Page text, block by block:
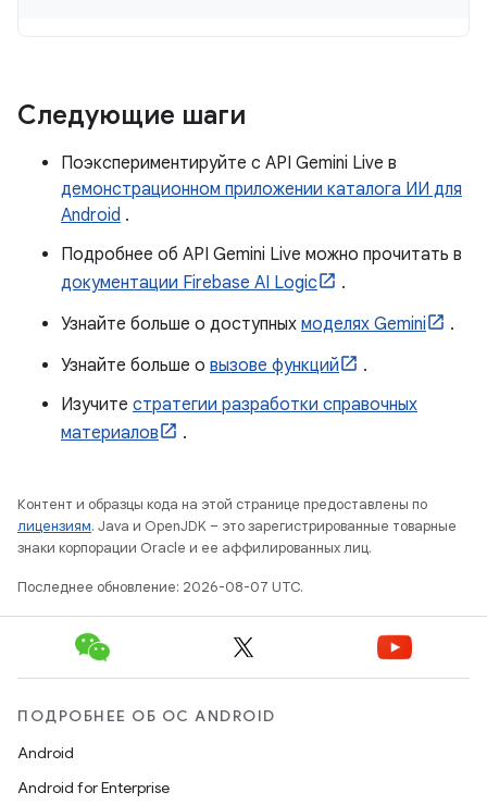
Следующие шаги
Поэкспериментируйте с API Gemini Live в
демонстрационном приложении каталога ИИ для
Android .
Подробнее об API Gemini Live можно прочитать в
документации Firebase AI Logic
.
Узнайте больше о доступных моделях Gemini
.
Узнайте больше о вызове функций
.
Изучите стратегии разработки справочных
материалов
.
Контент и образцы кода на этой странице предоставлены по
лицензиям. Java и OpenJDK – это зарегистрированные товарные
знаки корпорации Oracle и ее аффилированных лиц.
Последнее обновление: 2026-08-07 UTC.
ПОДРОБНЕЕ ОБ ОС ANDROID
Android
Android for Enterprise